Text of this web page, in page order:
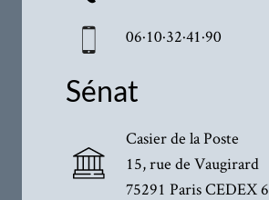
06·10·32·41·90
Sénat
Casier de la Poste
15, rue de Vaugirard
75291 Paris CEDEX 6